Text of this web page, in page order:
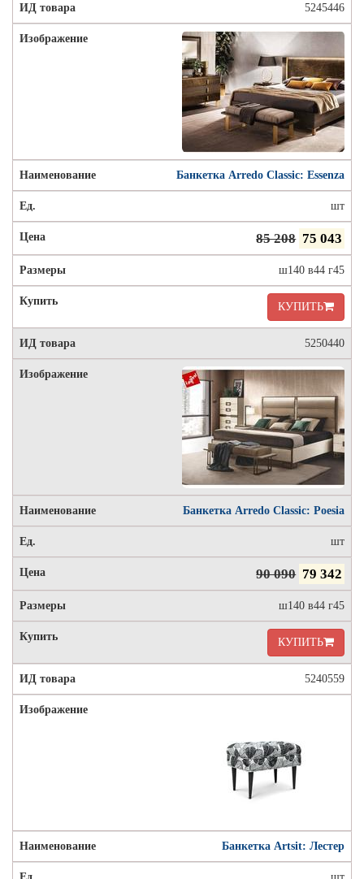
5245446
Банкетка Arredo Classic: Essenza
шт
85 208 75 043
ш140 в44 г45
КУПИТЬ
5250440
Банкетка Arredo Classic: Poesia
шт
90 090 79 342
ш140 в44 г45
КУПИТЬ
5240559
Банкетка Artsit: Лестер